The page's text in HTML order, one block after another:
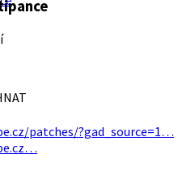
patches/?gad_source=1…